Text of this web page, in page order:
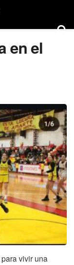
en el
vivir una